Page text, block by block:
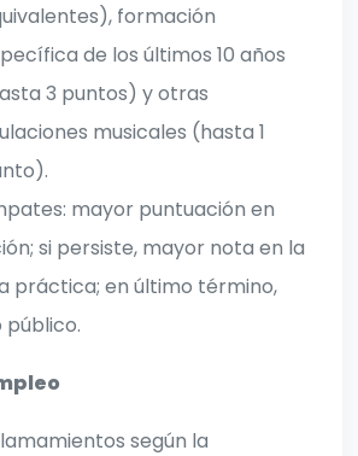
formación
de los últimos 10 años
3 puntos) y otras
musicales (hasta 1
mayor puntuación en
si persiste, mayor nota en la
práctica; en último término,
según la